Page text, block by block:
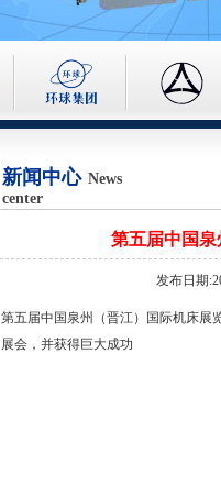
新闻中心 News
center
第五届中国
发布日期
第五届中国泉州（晋江）国际机床展
展会，并获得巨大成功